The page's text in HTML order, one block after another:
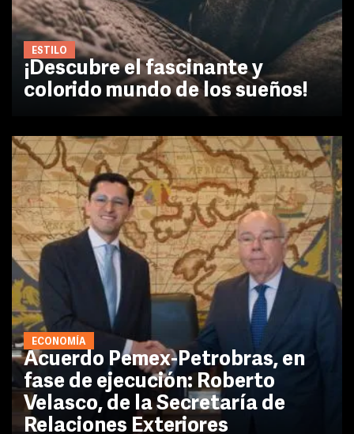
ESTILO
¡Descubre el fascinante y
colorido mundo de los sueños!
ECONOMÍA
Acuerdo Pemex-Petrobras, en
fase de ejecución: Roberto
Velasco, de la Secretaría de
Relaciones Exteriores